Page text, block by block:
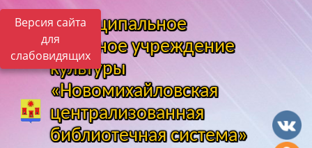
Версия сайта
для
слабовидящих
Муниципальное
казенное учреждение
культуры
«Новомихайловская
централизованная
библиотечная система»